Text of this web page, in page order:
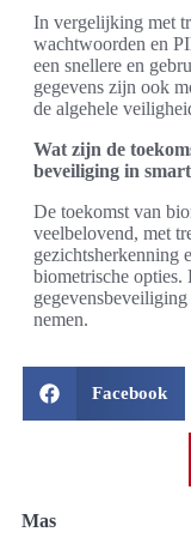
In vergelijking met
wachtwoorden en
een snellere en
gegevens zijn ook
de algehele
Wat zijn de
beveiliging in
De toekomst van
veelbelovend, met
gezichtsherkenning
biometrische opties.
nemen.
Facebook
Mas